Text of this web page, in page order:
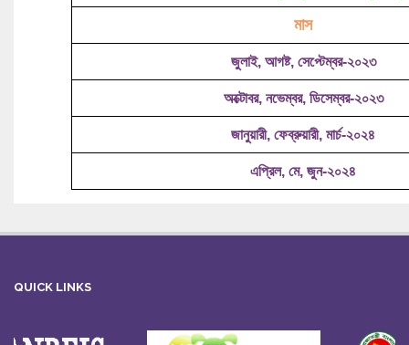
মাস
জুলাই, আগষ্ট, সেপ্টেম্বর-২০২৩
অক্টোবর, নভেম্বর, ডিসেম্বর-২০২৩
জানুয়ারী, ফেব্রুয়ারী, মার্চ-২০২৪
এপ্রিল, মে, জুন-২০২৪
QUICK LINKS